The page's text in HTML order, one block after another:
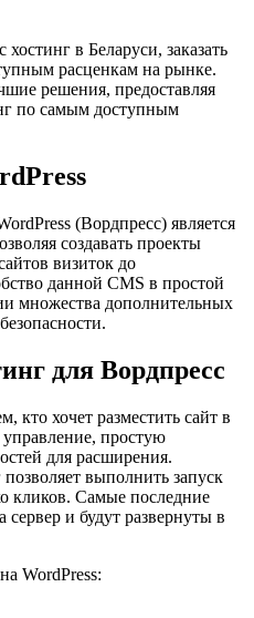
в Беларуси, заказать
расценкам на рынке.
решения, предоставляя
по самым доступным
(Вордпресс) является
создавать проекты
визиток до
данной CMS в простой
множества дополнительных
для Вордпресс
кто хочет разместить сайт в
простую
для расширения.
выполнить запуск
кликов. Самые последние
и будут развернуты в
WordPress: